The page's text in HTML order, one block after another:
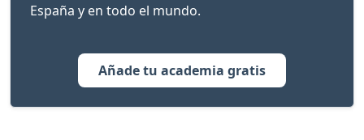
España y en todo el mundo.
Añade tu academia gratis